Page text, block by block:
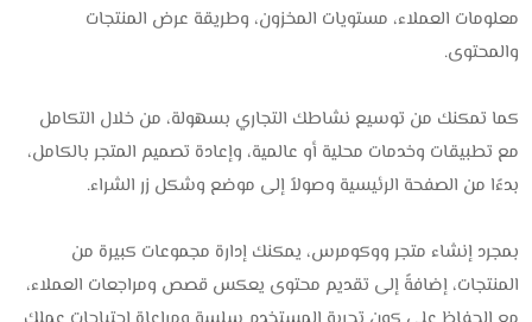
معلومات العملاء، مستويات المخزون، وطريقة عرض المنتجات
والمحتوى.
كما تمكنك من توسيع نشاطك التجاري بسهولة، من خلال التكامل
مع تطبيقات وخدمات محلية أو عالمية، وإعادة تصميم المتجر بالكامل،
بدءًا من الصفحة الرئيسية وصولاً إلى موضع وشكل زر الشراء.
بمجرد إنشاء متجر ووكومرس، يمكنك إدارة مجموعات كبيرة من
المنتجات، إضافةً إلى تقديم محتوى يعكس قصص ومراجعات العملاء،